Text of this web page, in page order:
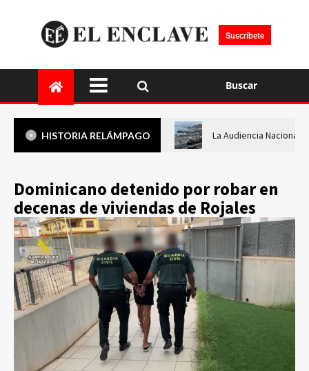
Suscríbete
Buscar
HISTORIA RELÁMPAGO La Audiencia Nacional
Dominicano detenido por robar en
decenas de viviendas de Rojales